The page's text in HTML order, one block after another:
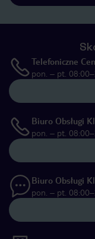
Telefoniczne
pon. – pt.
Biuro Obsługi
pon. – pt.
Biuro Obsługi
pon. – pt.